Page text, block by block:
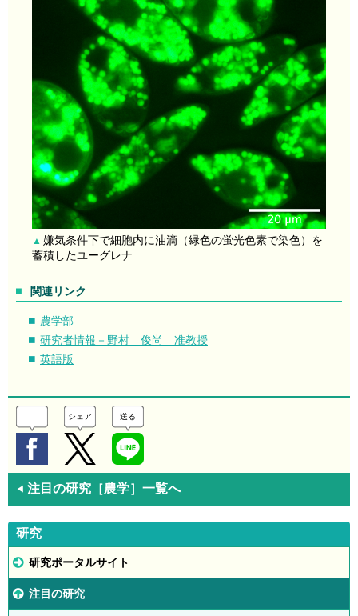
▲ 嫌気条件下で細胞内に油滴（緑色の蛍光色素で染色）を
蓄積したユーグレナ
関連リンク
農学部
研究者情報－野村 俊尚 准教授
英語版
シェア 送る
◀ 注目の研究［農学］一覧へ
研究
研究ポータルサイト
注目の研究